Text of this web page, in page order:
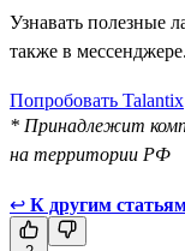
Узнавать полезные
также в мессенджере.
Попробовать Talantix
* Принадлежит
на территории РФ
↩ К другим